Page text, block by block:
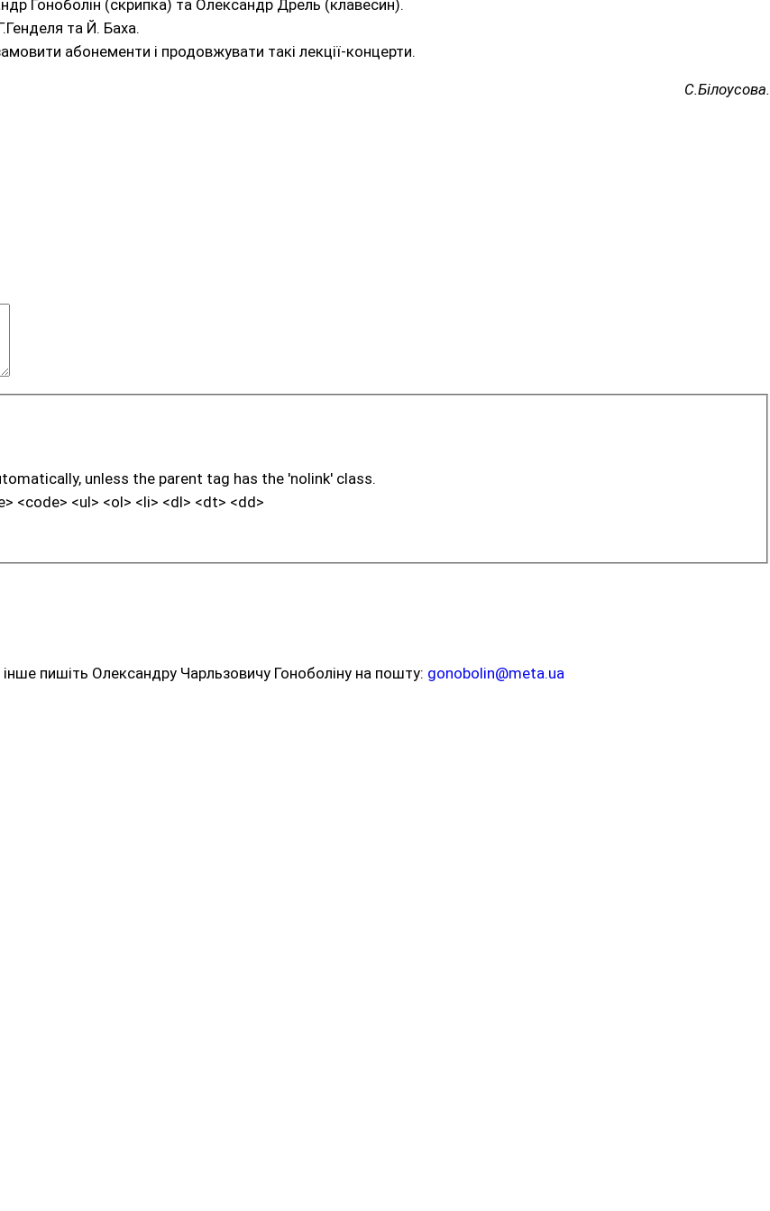
Гоноболін (скрипка) та Олександр Дрель (клавесин).
та Й. Баха.
абонементи і продовжувати такі лекції-концерти.
С.Білоусова.
unless the parent tag has the 'nolink' class.
<code> <ul> <ol> <li> <dl> <dt> <dd>
пишіть Олександру Чарльзовичу Гоноболіну на пошту: gonobolin@meta.ua